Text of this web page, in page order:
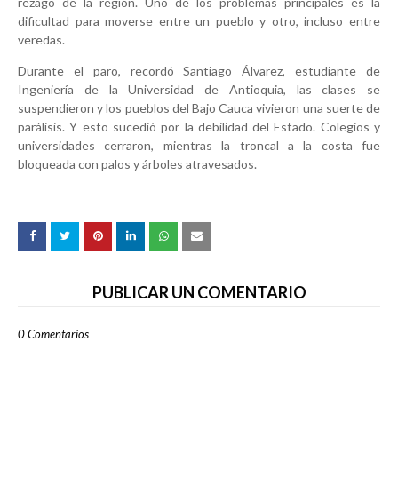
dificultad para moverse entre un pueblo y otro, incluso entre
veredas.
Durante el paro, recordó Santiago Álvarez, estudiante de
Ingeniería de la Universidad de Antioquia, las clases se
suspendieron y los pueblos del Bajo Cauca vivieron una suerte de
parálisis. Y esto sucedió por la debilidad del Estado. Colegios y
universidades cerraron, mientras la troncal a la costa fue
bloqueada con palos y árboles atravesados.
PUBLICAR UN COMENTARIO
0 Comentarios